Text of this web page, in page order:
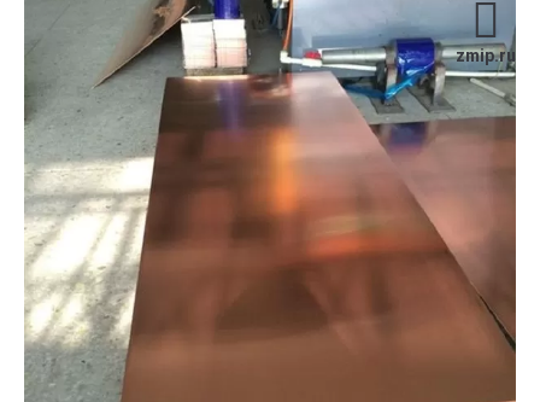
zmip.ru